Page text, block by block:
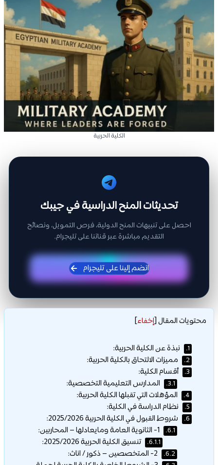
الكلية الحربية
تحديثات المنح الدراسية في جيبك
احصل على تنبيهات المنح الدولية، فرص التمويل، ونصائح
التقديم مباشرة عبر قناتنا على تليجرام.
انضم إلينا على تليجرام
محتويات المقال[إخفاء]
1. نبذة عن الكلية الحربية:
2. مميزات الالتحاق بالكلية الحربية:
3. أقسام الكلية:
3.1. المدارس التعليمية التخصصية:
4. المؤهلات التي تقبلها الكلية الحربية:
5. نظام الدراسة في الكلية:
6. شروط القبول في الكلية الحربية 2025/2026:
6.1.
6.1.1. تنسيق الكلية الحربية 2025/2026:
6.2.